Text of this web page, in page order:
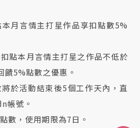
月言情主打星作品享扣點數5%
點本月言情主打星之作品不低於
饋5%點數之優惠。
於活動結束後5個工作天內，直
帳號。
數，使用期限為7日。